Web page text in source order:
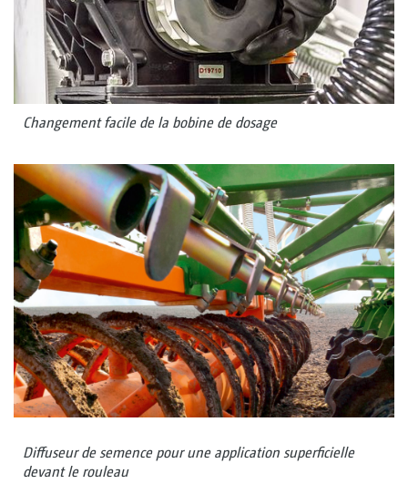
Changement facile de la bobine de dosage
Diffuseur de semence pour une application superficielle
devant le rouleau